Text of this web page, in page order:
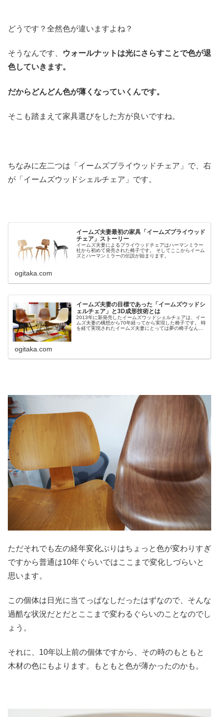
どうです？全然色が違いますよね？
そうなんです、
ウォールナットは光にさらすことで色が退
色していきます。
だからどんどん色が薄くなっていくんです。
そこも踏まえて家具選びをした方が良いですね。
ちなみに左二つは「イームズプライウッドチェア」で、右
が「イームズウッドシェルチェア」です。
イームズ夫妻最初の家具「イームズプライウッド
チェア」ストーリー
イームズ夫妻によるプライウッドチェアはハーマンミラー
社から初めて発売された椅子です。 そしてここからイーム
ズとハーマンミラーの伝説が始まります。
ogitaka.com
イームズ夫妻の目標であった「イームズウッドシ
ェルチェア」と3D成形技術とは
2013年に新発売したイームズウッドシェルチェアは、イー
ムズ夫妻の構想から70年経ってから実現した椅子です。 時
を経て実現されたイームズ夫妻にとっては夢の椅子なんで
ogitaka.com
ただそれでも左の経年変化ぶりはちょっと色が変わりすぎ
ですから普通は10年ぐらいではここまで変化しづらいと
思います。
この個体は日光に当てっぱなしだったはずなので、そんな
過酷な状況だとだとここまで変わるぐらいのことなのでし
ょう。
それに、10年以上前の個体ですから、その時のもともと
木材の色にもよります。もともと色が薄かったのかも。